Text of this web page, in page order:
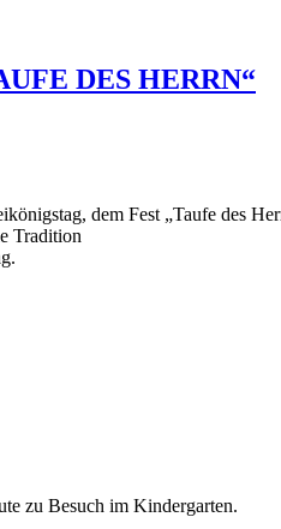
DES HERRN“
dem Fest „Taufe des
Tradition
zu Besuch im Kindergarten.